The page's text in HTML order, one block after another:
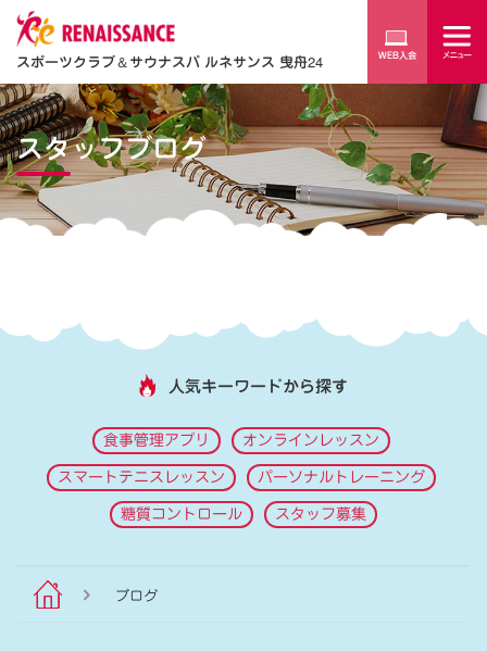
スポーツクラブ＆サウナスパ ルネサンス 曳舟24
スタッフブログ
人気キーワードから探す
食事管理アプリ オンラインレッスン
スマートテニスレッスン パーソナルトレーニング
糖質コントロール スタッフ募集
ブログ